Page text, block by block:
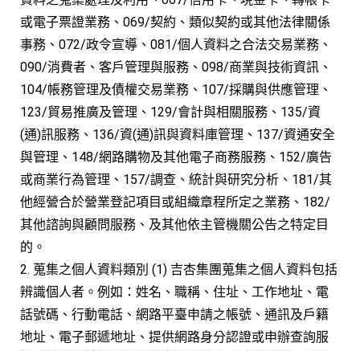
或電子票證業務、069/契約、類似契約或其他法律關係
事務、072/政令宣導、081/個人資料之合法交易業務、
090/消費者、客戶管理與服務、098/商業與技術資訊、
104/帳務管理及債權交易業務、107/採購與供應管理、
123/貿易推廣及管理、129/會計與相關服務、135/資
(通)訊服務、136/資(通)訊與資料庫管理、137/資通安全
與管理、148/網路購物及其他電子商務服務、152/廣告
或商業行為管理、157/調查、統計與研究分析、181/其
他經營合於營業登記項目或組織章程所定之業務、182/
其他諮詢與顧問服務、及其他依主管機關公告之特定目
的。
2. 蒐集之個人資料類別 (1) 吉杏集團蒐集之個人資料包括
辨識個人者。例如：姓名、職稱、住址、工作地址、電
話號碼、行動電話、網路平臺申請之帳號、通訊及戶籍
地址、電子郵遞地址、提供網路身分認證或申辦查詢服